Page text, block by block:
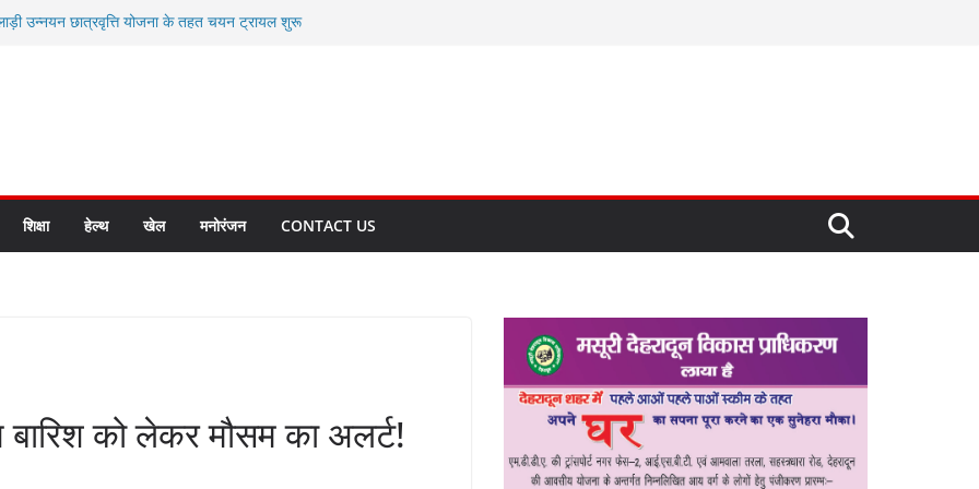
उन्नयन छात्रवृत्ति योजना के तहत चयन ट्रायल शुरू
आपदा मित्र कैडेट्स का हुआ है चयन
की सबसे बड़ी ताकत : मुख्यमंत्री पुष्कर सिंह धामी
बनाने के संकल्प को करना होगा साकार- मुख्यमंत्री
शिक्षा हेल्थ खेल मनोरंजन CONTACT US
को लेकर मौसम का अलर्ट!